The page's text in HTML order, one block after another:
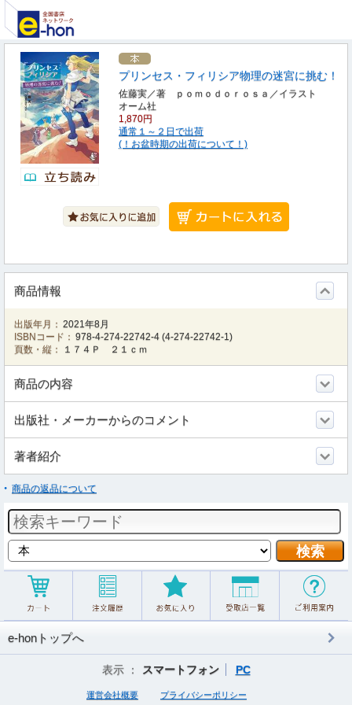
プリンセス・フィリシア物理の迷宮に挑む！
佐藤実／著 ｐｏｍｏｄｏｒｏｓａ／イラスト
オーム社
1,870円
通常１～２日で出荷
(！お盆時期の出荷について！)
商品情報
出版年月： 2021年8月
ISBNコード： 978-4-274-22742-4 (4-274-22742-1)
頁数・縦：
１７４Ｐ ２１ｃｍ
商品の内容
出版社・メーカーからのコメント
著者紹介
商品の返品について
e-honトップへ
表示 ： スマートフォン PC
運営会社概要 プライバシーポリシー